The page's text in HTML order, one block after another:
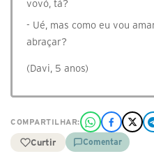
vovó, tá?
- Ué, mas como eu vou
abraçar?
(Davi, 5 anos)
COMPARTILHAR:
Curtir Comentar